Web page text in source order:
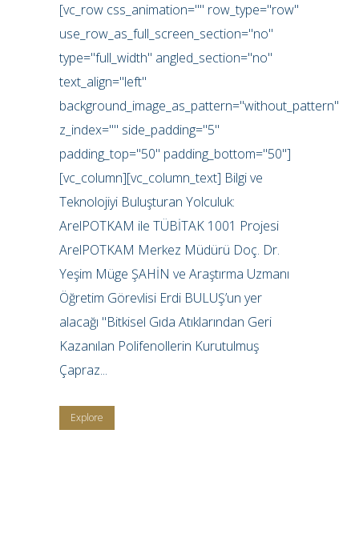
[vc_row css_animation="" row_type="row"
use_row_as_full_screen_section="no"
type="full_width" angled_section="no"
text_align="left"
background_image_as_pattern="without_pattern"
z_index="" side_padding="5"
padding_top="50" padding_bottom="50"]
[vc_column][vc_column_text] Bilgi ve
Teknolojiyi Buluşturan Yolculuk:
ArelPOTKAM ile TÜBİTAK 1001 Projesi
ArelPOTKAM Merkez Müdürü Doç. Dr.
Yeşim Müge ŞAHİN ve Araştırma Uzmanı
Öğretim Görevlisi Erdi BULUŞ’un yer
alacağı "Bitkisel Gıda Atıklarından Geri
Kazanılan Polifenollerin Kurutulmuş
Çapraz...
Explore